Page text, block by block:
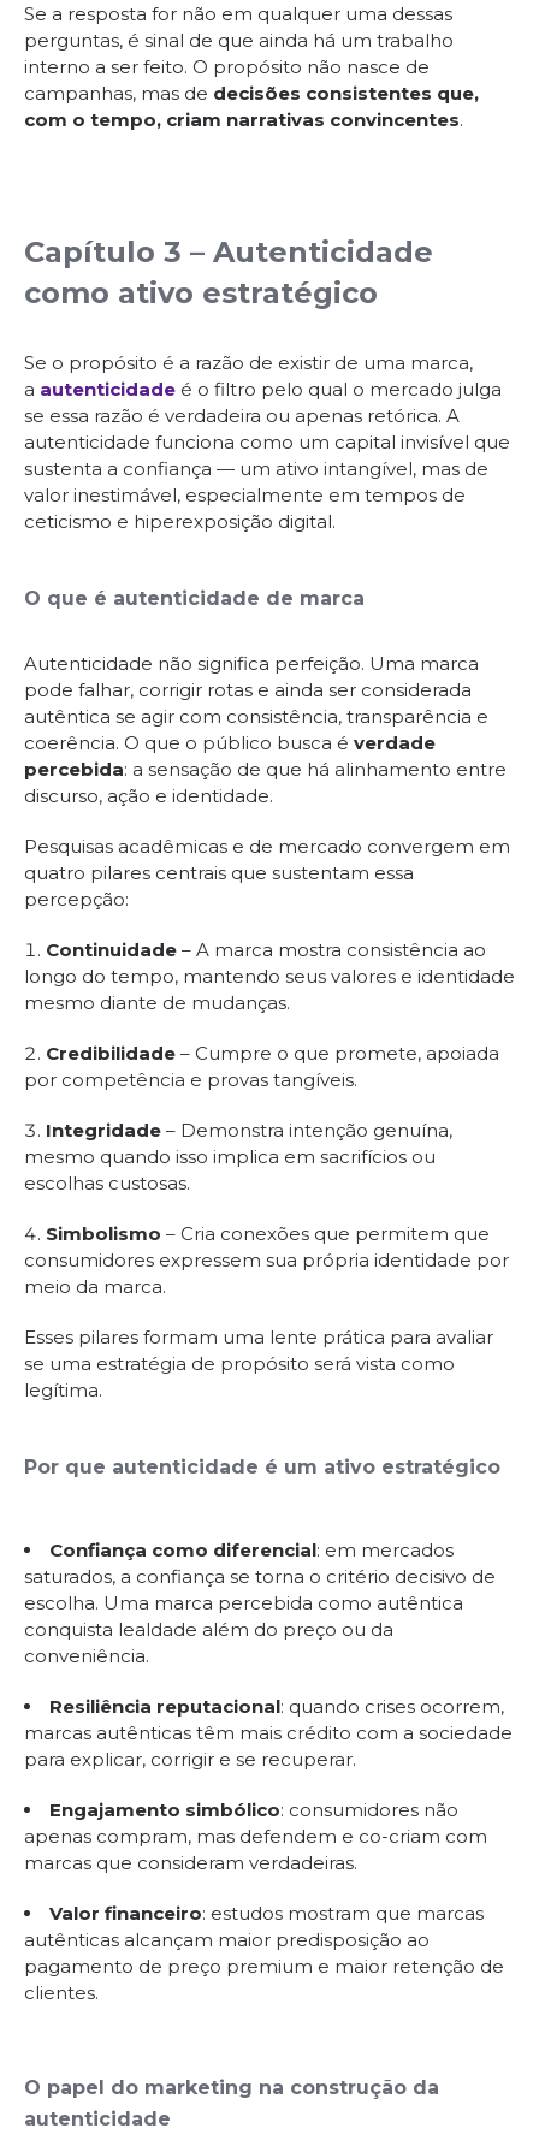
Se a resposta for não em qualquer uma dessas
perguntas, é sinal de que ainda há um trabalho
interno a ser feito. O propósito não nasce de
campanhas, mas de decisões consistentes que,
com o tempo, criam narrativas convincentes.
Capítulo 3 – Autenticidade
como ativo estratégico
Se o propósito é a razão de existir de uma marca,
a autenticidade é o filtro pelo qual o mercado julga
se essa razão é verdadeira ou apenas retórica. A
autenticidade funciona como um capital invisível que
sustenta a confiança — um ativo intangível, mas de
valor inestimável, especialmente em tempos de
ceticismo e hiperexposição digital.
O que é autenticidade de marca
Autenticidade não significa perfeição. Uma marca
pode falhar, corrigir rotas e ainda ser considerada
autêntica se agir com consistência, transparência e
coerência. O que o público busca é verdade
percebida: a sensação de que há alinhamento entre
discurso, ação e identidade.
Pesquisas acadêmicas e de mercado convergem em
quatro pilares centrais que sustentam essa
percepção:
Continuidade – A marca mostra consistência ao
longo do tempo, mantendo seus valores e identidade
mesmo diante de mudanças.
Credibilidade – Cumpre o que promete, apoiada
por competência e provas tangíveis.
Integridade – Demonstra intenção genuína,
mesmo quando isso implica em sacrifícios ou
escolhas custosas.
Simbolismo – Cria conexões que permitem que
consumidores expressem sua própria identidade por
meio da marca.
Esses pilares formam uma lente prática para avaliar
se uma estratégia de propósito será vista como
legítima.
Por que autenticidade é um ativo estratégico
Confiança como diferencial: em mercados
saturados, a confiança se torna o critério decisivo de
escolha. Uma marca percebida como autêntica
conquista lealdade além do preço ou da
conveniência.
Resiliência reputacional: quando crises ocorrem,
marcas autênticas têm mais crédito com a sociedade
para explicar, corrigir e se recuperar.
Engajamento simbólico: consumidores não
apenas compram, mas defendem e co-criam com
marcas que consideram verdadeiras.
Valor financeiro: estudos mostram que marcas
autênticas alcançam maior predisposição ao
pagamento de preço premium e maior retenção de
clientes.
O papel do marketing na construção da
autenticidade